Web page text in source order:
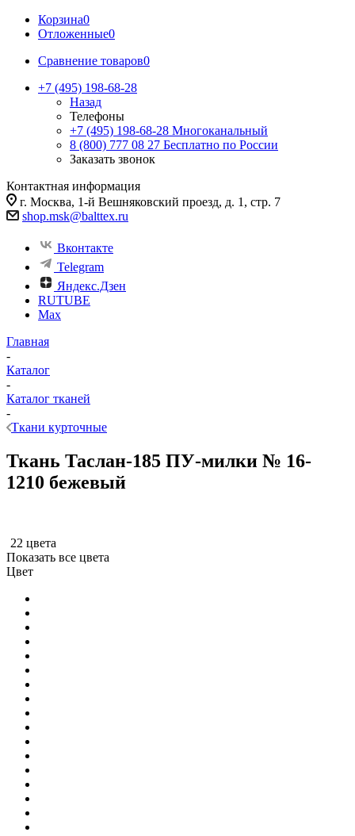
Корзина0
Отложенные0
Сравнение товаров0
+7 (495) 198-68-28
Назад
Телефоны
+7 (495) 198-68-28 Многоканальный
8 (800) 777 08 27 Бесплатно по России
Заказать звонок
Контактная информация
г. Москва, 1-й Вешняковский проезд, д. 1, стр. 7
shop.msk@balttex.ru
Вконтакте
Telegram
Яндекс.Дзен
RUTUBE
Max
Главная
-
Каталог
-
Каталог тканей
-
Ткани курточные
Ткань Таслан-185 ПУ-милки № 16-
1210 бежевый
22 цвета
Показать все цвета
Цвет